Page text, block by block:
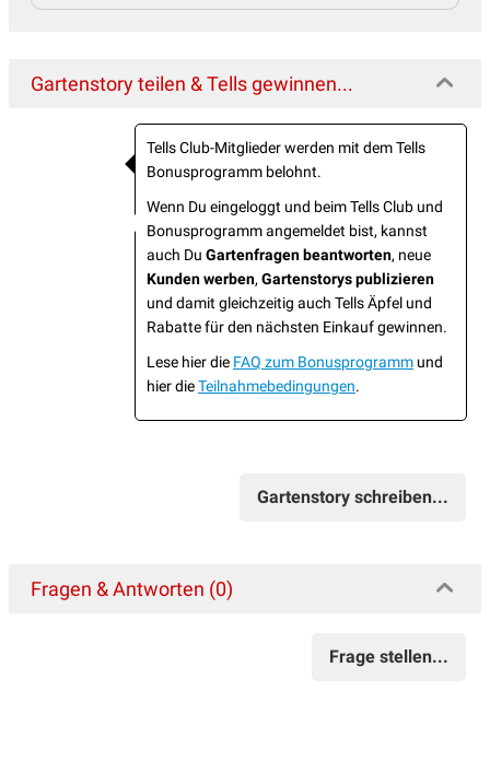
Gartenstory teilen & Tells gewinnen...
Tells Club-Mitglieder werden mit dem Tells
Bonusprogramm belohnt.
Wenn Du eingeloggt und beim Tells Club und
Bonusprogramm angemeldet bist, kannst
auch Du Gartenfragen beantworten, neue
Kunden werben, Gartenstorys publizieren
und damit gleichzeitig auch Tells Äpfel und
Rabatte für den nächsten Einkauf gewinnen.
Lese hier die FAQ zum Bonusprogramm und
hier dieTeilnahmebedingungen.
Gartenstory schreiben...
Fragen & Antworten (0)
Frage stellen...